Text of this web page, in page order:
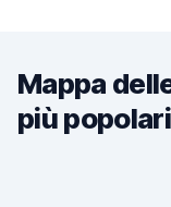
Mappa
più popolari